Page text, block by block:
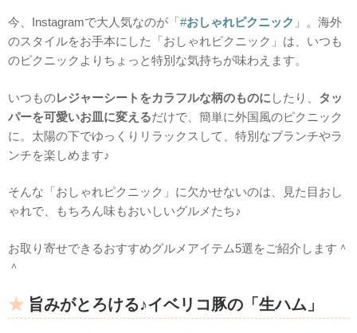
今、Instagramで大人気なのが「#おしゃれピクニック 」。海外
のスタイルをお手本にした「おしゃれピクニック」は、いつも
のピクニックよりちょっと特別な気持ちが味わえます。
いつものレジャーシートをカラフルな柄のものに したり、 タッ
パーを可愛いお皿に変えるだけで、簡単に外国風のピクニック
に。太陽の下でゆっくりリラックスして、特別なブランチやラ
ンチを楽しめます♪
そんな「おしゃれピクニック」に欠かせないのは、見た目おし
ゃれで、もちろん味もおいしいグルメたち♪
お取り寄せできるおすすめグルメアイテム5選をご紹介します＾
＾
旨みがとろける♪イベリコ豚の「生ハム」